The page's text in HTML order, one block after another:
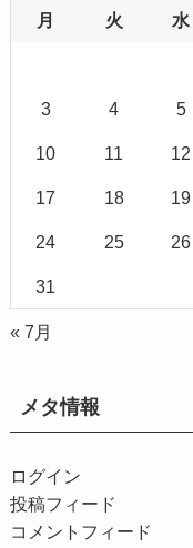
月 火 水
3 4 5
10 11 12
17 18 19
24 25 26
31
« 7月
メタ情報
ログイン
投稿フィード
コメントフィード